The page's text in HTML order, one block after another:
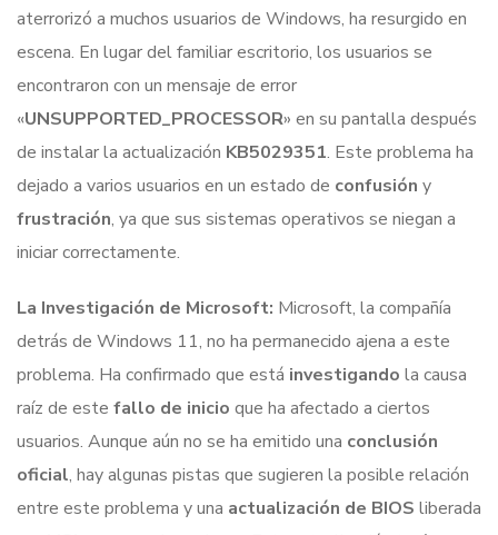
aterrorizó a muchos usuarios de Windows, ha resurgido en
escena. En lugar del familiar escritorio, los usuarios se
encontraron con un mensaje de error
«UNSUPPORTED_PROCESSOR» en su pantalla después
de instalar la actualización KB5029351. Este problema ha
dejado a varios usuarios en un estado de confusión y
frustración, ya que sus sistemas operativos se niegan a
iniciar correctamente.
La Investigación de Microsoft: Microsoft, la compañía
detrás de Windows 11, no ha permanecido ajena a este
problema. Ha confirmado que está investigando la causa
raíz de este fallo de inicio que ha afectado a ciertos
usuarios. Aunque aún no se ha emitido una conclusión
oficial, hay algunas pistas que sugieren la posible relación
entre este problema y una actualización de BIOS liberada